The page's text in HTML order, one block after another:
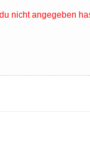
nicht angegeben